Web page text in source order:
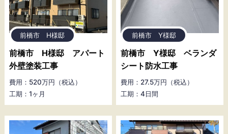
前橋市 H様邸
前橋市 H様邸 アパート
外壁塗装工事
費用：520万円（税込）
工期：1ヶ月
前橋市 Y様邸
前橋市 Y様邸 ベランダ
シート防水工事
費用：27.5万円（税込）
工期：4日間